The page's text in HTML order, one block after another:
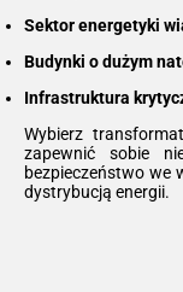
Sektor energetyki
Budynki o dużym
Infrastruktura
Wybierz
zapewnić sobie
bezpieczeństwo we
dystrybucją energii.